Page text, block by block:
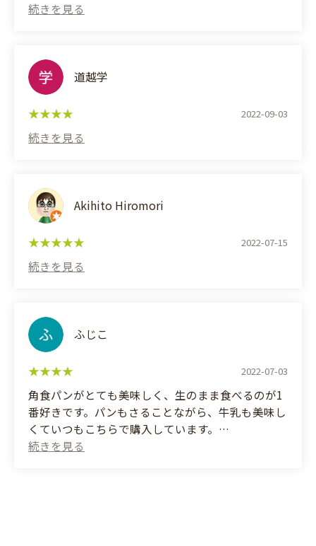
It's not even expensive, it's the same price you find
よってバリエーションはありますが、どれもジンジ
ハード系のパンも良く、カスクートも好きです。
材料高の昨今、致し方ないですが、お高めに感じま
す。
From standard breads to unusual varieties. My
bread, bread with honey or other fruits, but they
all have a punch of ginger that makes them taste
Hard breads are good too, and I like cassoulet.
With the cost of ingredients these days, it can't be
道越学
2022-09-03
Akihito Hiromori
2022-07-15
ふじこ
2022-07-03
角食パンがとても美味しく、生のまま食べるのが1
番好きです。パンもさることながら、牛乳も美味し
くていつもこちらで購入しています。